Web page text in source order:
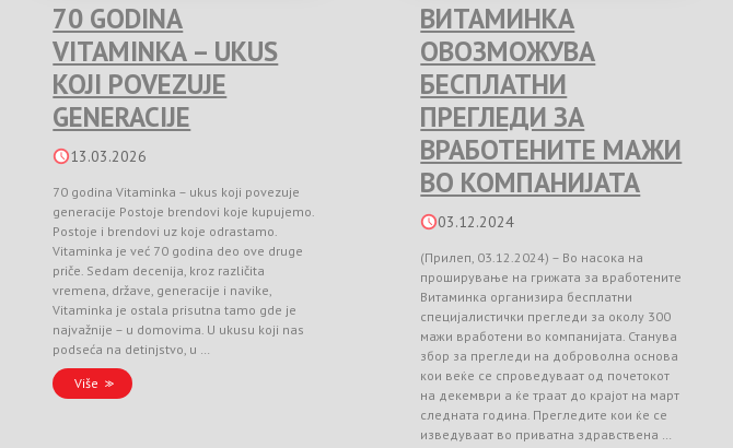
70 GODINA
VITAMINKA – UKUS
KOJI POVEZUJE
GENERACIJE
13.03.2026
70 godina Vitaminka – ukus koji povezuje
generacije Postoje brendovi koje kupujemo.
Postoje i brendovi uz koje odrastamo.
Vitaminka je već 70 godina deo ove druge
priče. Sedam decenija, kroz različita
vremena, države, generacije i navike,
Vitaminka je ostala prisutna tamo gde je
najvažnije – u domovima. U ukusu koji nas
podseća na detinjstvo, u …
Više
ВИТАМИНКА
ОВОЗМОЖУВА
БЕСПЛАТНИ
ПРЕГЛЕДИ ЗА
ВРАБОТЕНИТЕ МАЖИ
ВО КОМПАНИЈАТА
03.12.2024
(Прилеп, 03.12.2024) – Во насока на
проширување на грижата за вработените
Витаминка организира бесплатни
специјалистички прегледи за околу 300
мажи вработени во компанијата. Станува
збор за прегледи на доброволна основа
кои веќе се спроведуваат од почетокот
на декември а ќе траат до крајот на март
следната година. Прегледите кои ќе се
изведуваат во приватна здравствена …